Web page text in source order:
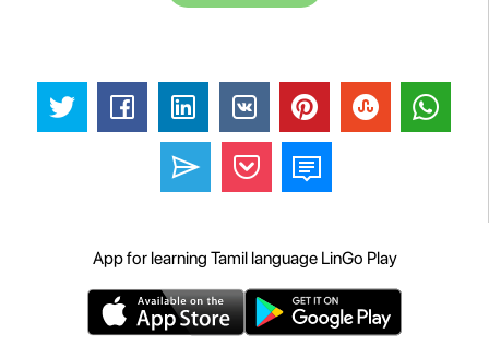
App for learning Tamil language LinGo Play